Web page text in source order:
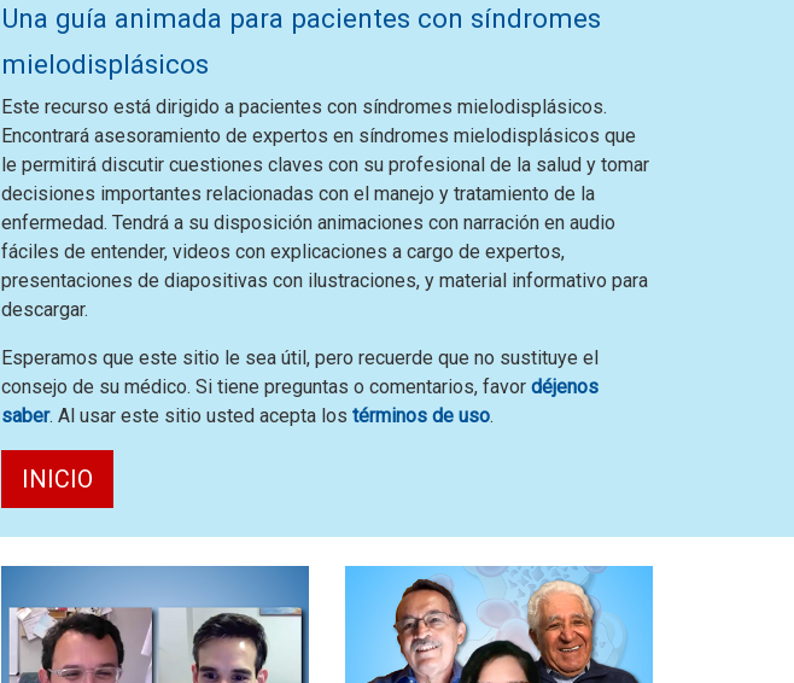
Una guía animada para pacientes con síndromes
mielodisplásicos
Este recurso está dirigido a pacientes con síndromes mielodisplásicos.
Encontrará asesoramiento de expertos en síndromes mielodisplásicos que
le permitirá discutir cuestiones claves con su profesional de la salud y tomar
decisiones importantes relacionadas con el manejo y tratamiento de la
enfermedad. Tendrá a su disposición animaciones con narración en audio
fáciles de entender, videos con explicaciones a cargo de expertos,
presentaciones de diapositivas con ilustraciones, y material informativo para
descargar.
Esperamos que este sitio le sea útil, pero recuerde que no sustituye el
consejo de su médico. Si tiene preguntas o comentarios, favor déjenos
saber. Al usar este sitio usted acepta los términos de uso.
INICIO